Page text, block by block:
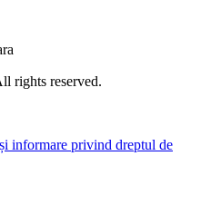
rights reserved.
informare privind dreptul de